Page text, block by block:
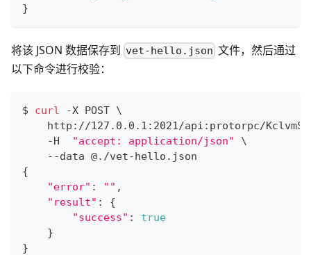
}
将该 JSON 数据保存到 vet-hello.json 文件，然后通过
以下命令进行校验：
$ curl -X POST \
http://127.0.0.1:2021/api:protorpc/
    -H
"accept: application/json"
\
    --data @./vet-hello.json
{
"error" : "" ,
"result" :
{
"success" :
true
}
}